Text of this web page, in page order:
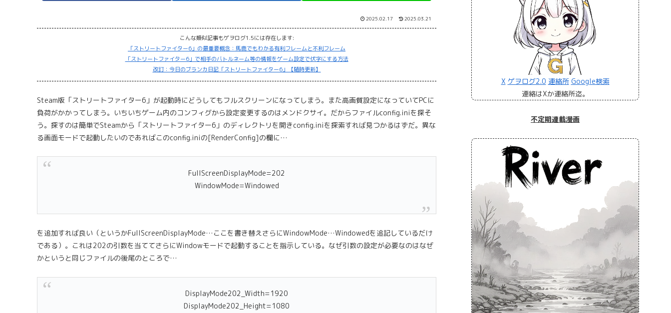
2025.02.17 2025.03.21
こんな類似記事もゲヲログ1.5には存在します:
「ストリートファイター6」の最重要概念：馬鹿でもわかる有利フレームと不利フレーム
「ストリートファイター6」で相手のバトルネーム等の情報をゲーム設定で伏字にする方法
改訂：今日のブランカ日記「ストリートファイター6」【随時更新】
Steam版「ストリートファイター6」が起動時にどうしてもフルスクリーンになってしまう。また高画質設定になっていてPCに
負荷がかかってしまう。いちいちゲーム内のコンフィグから設定変更するのはメンドクサイ。だからファイルconfig.iniを探そ
う。探すのは簡単でSteamから「ストリートファイター6」のディレクトリを開きconfig.iniを探索すれば見つかるはずだ。異な
る画面モードで起動したいのであればこのconfig.iniの[RenderConfig]の欄に…
FullScreenDisplayMode=202
WindowMode=Windowed
を追加すれば良い（というかFullScreenDisplayMode…ここを書き替えさらにWindowMode…Windowedを追記しているだけ
である）。これは202の引数を当ててさらにWindowモードで起動することを指示している。なぜ引数の設定が必要なのはなぜ
かというと同じファイルの後尾のところで…
DisplayMode202_Width=1920
DisplayMode202_Height=1080
X ゲヲログ2.0 連絡所 Google検索
連絡はXか連絡所迄。
不定期連載漫画